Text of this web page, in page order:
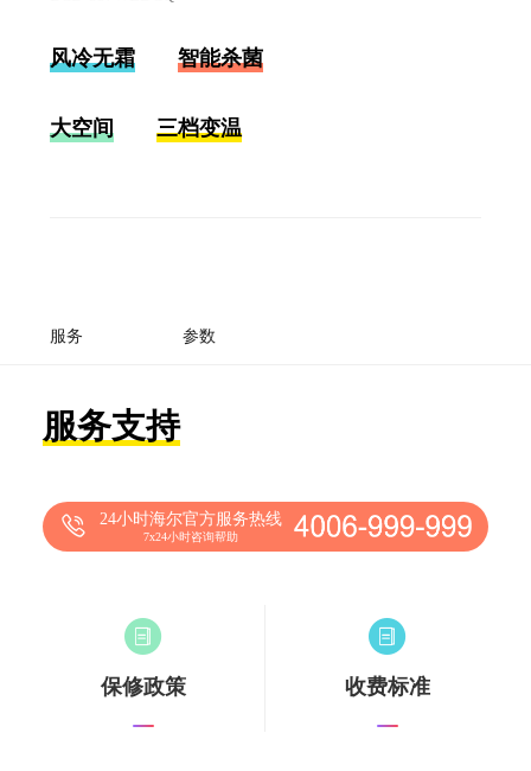
风冷无霜 智能杀菌
大空间 三档变温
服务 参数
服务支持
24小时海尔官方服务热线
7x24小时咨询帮助
保修政策 收费标准